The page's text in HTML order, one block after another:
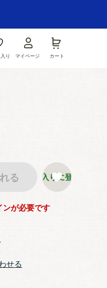
り マイページ カート
ンが必要です
るお気に入りに登録する
せる